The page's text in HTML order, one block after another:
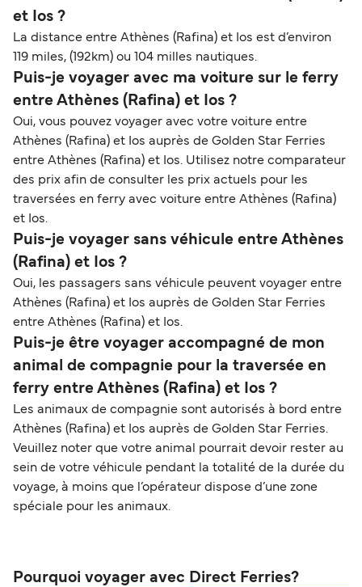
et Ios ?
La distance entre Athènes (Rafina) et Ios est d’environ
119 miles, (192km) ou 104 milles nautiques.
Puis-je voyager avec ma voiture sur le ferry
entre Athènes (Rafina) et Ios ?
Oui, vous pouvez voyager avec votre voiture entre
Athènes (Rafina) et Ios auprès de Golden Star Ferries
entre Athènes (Rafina) et Ios. Utilisez notre comparateur
des prix afin de consulter les prix actuels pour les
traversées en ferry avec voiture entre Athènes (Rafina)
et Ios.
Puis-je voyager sans véhicule entre Athènes
(Rafina) et Ios ?
Oui, les passagers sans véhicule peuvent voyager entre
Athènes (Rafina) et Ios auprès de Golden Star Ferries
entre Athènes (Rafina) et Ios.
Puis-je être voyager accompagné de mon
animal de compagnie pour la traversée en
ferry entre Athènes (Rafina) et Ios ?
Les animaux de compagnie sont autorisés à bord entre
Athènes (Rafina) et Ios auprès de Golden Star Ferries.
Veuillez noter que votre animal pourrait devoir rester au
sein de votre véhicule pendant la totalité de la durée du
voyage, à moins que l’opérateur dispose d’une zone
spéciale pour les animaux.
Pourquoi voyager avec Direct Ferries?